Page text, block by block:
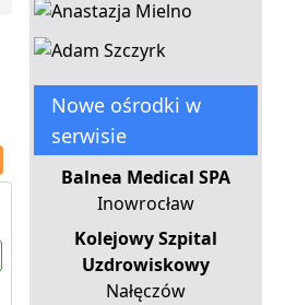
Nowe ośrodki w
serwisie
Balnea Medical SPA
Inowrocław
Kolejowy Szpital
Uzdrowiskowy
Nałęczów